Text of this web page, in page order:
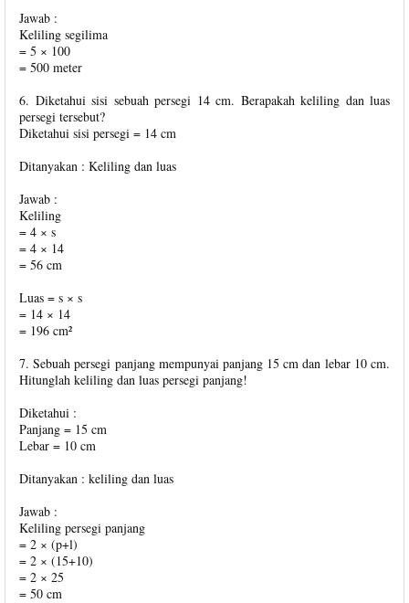
Jawab :
Keliling segilima
= 5 × 100
= 500 meter
6. Diketahui sisi sebuah persegi 14 cm. Berapakah keliling dan luas
persegi tersebut?
Diketahui sisi persegi = 14 cm
Ditanyakan : Keliling dan luas
Jawab :
Keliling
= 4 × s
= 4 × 14
= 56 cm
Luas = s × s
= 14 × 14
= 196 cm²
7. Sebuah persegi panjang mempunyai panjang 15 cm dan lebar 10 cm.
Hitunglah keliling dan luas persegi panjang!
Diketahui :
Panjang = 15 cm
Lebar = 10 cm
Ditanyakan : keliling dan luas
Jawab :
Keliling persegi panjang
= 2 × (p+l)
= 2 × (15+10)
= 2 × 25
= 50 cm